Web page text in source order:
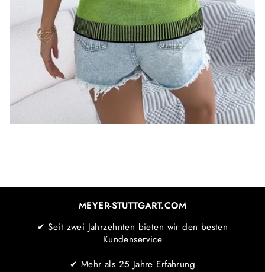
MEYER-STUTTGART.COM
✔ Seit zwei Jahrzehnten bieten wir den besten
Kundenservice
✔ Mehr als 25 Jahre Erfahrung